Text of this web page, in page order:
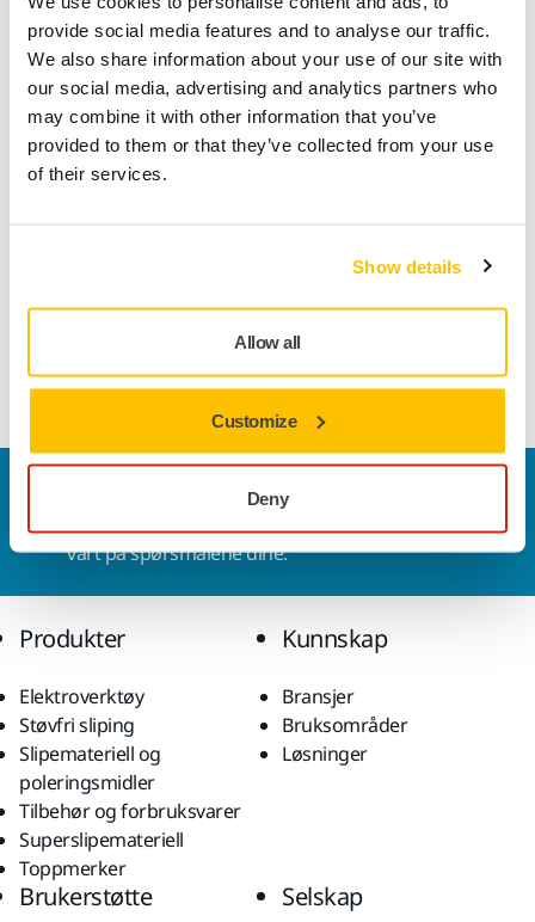
provide social media features and to analyse our traffic.
We also share information about your use of our site with
our social media, advertising and analytics partners who
may combine it with other information that you’ve
provided to them or that they’ve collected from your use
of their services.
Show details
Allow all
Customize
Deny
NETTBUTIKK, DIN BESTILLING
Hvor lang tid tar det å få refusjon?
Vi vil foreta denne refusjonen med samme
holde tilbake refusjonen til vi har mottatt varene
tilbake.
Vise mer
Vil du vite mer?Ta kontakt, så svarer støtteteamet
vårt på spørsmålene dine.
Produkter
Elektroverktøy
Støvfri sliping
Slipemateriell og
poleringsmidler
Tilbehør og forbruksvarer
Superslipemateriell
Toppmerker
Kunnskap
Bransjer
Bruksområder
Løsninger
Brukerstøtte Selskap